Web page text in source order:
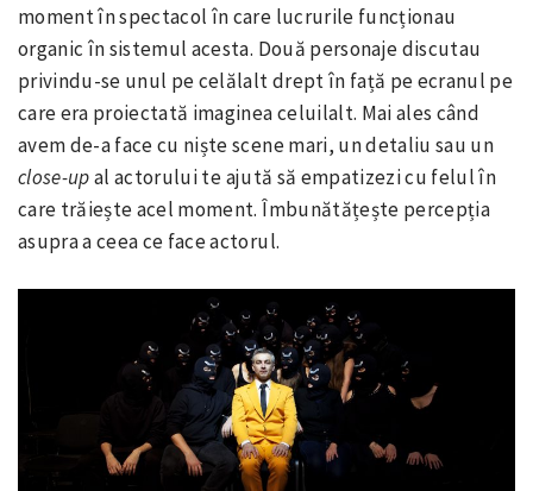
moment în spectacol în care lucrurile funcționau
organic în sistemul acesta. Două personaje discutau
privindu-se unul pe celălalt drept în față pe ecranul pe
care era proiectată imaginea celuilalt. Mai ales când
avem de-a face cu niște scene mari, un detaliu sau un
close-upal actorului te ajută să empatizezi cu felul în
care trăiește acel moment. Îmbunătățește percepția
asupra a ceea ce face actorul.